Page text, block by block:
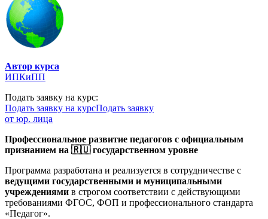
Автор курса
ИПКиПП
Подать заявку на курс:
Подать заявку на курсПодать заявку
от юр. лица
Профессиональное развитие педагогов с официальным
признанием на 🇷🇺 государственном уровне
Программа разработана и реализуется в сотрудничестве с
ведущими государственными и муниципальными
учреждениями в строгом соответствии с действующими
требованиями ФГОС, ФОП и профессионального стандарта
«Педагог».